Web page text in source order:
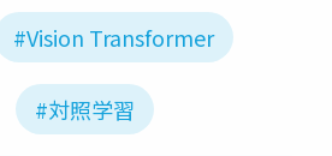
#Vision Transformer
#対照学習